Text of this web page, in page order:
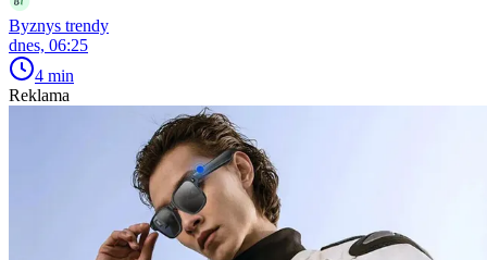
Byznys trendy
dnes, 06:25
4 min
Reklama